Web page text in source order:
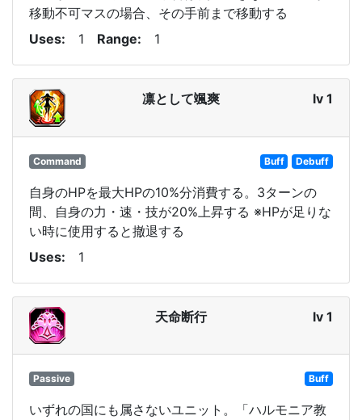
移動不可マスの場合、その手前まで移動する
Uses
1 Range 1
凛として颯爽 lv 1
Command Buff Debuff
自身のHPを最大HPの10%分消費する。3ターンの
間、自身の力・速・技が20%上昇する ※HPが足りな
い時に使用すると撤退する
Uses
1
天命断行 lv 1
Passive Buff
いずれの国にも属さないユニット。「ハルモニア教